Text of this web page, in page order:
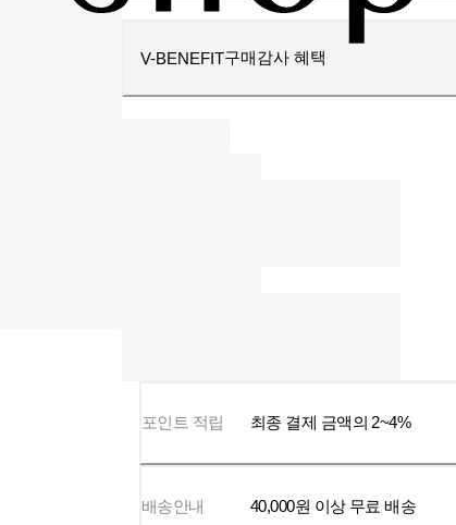
V-BENEFIT구매감사 혜택
포인트 적립 최종 결제 금액의 2~4%
배송안내 40,000원 이상 무료 배송